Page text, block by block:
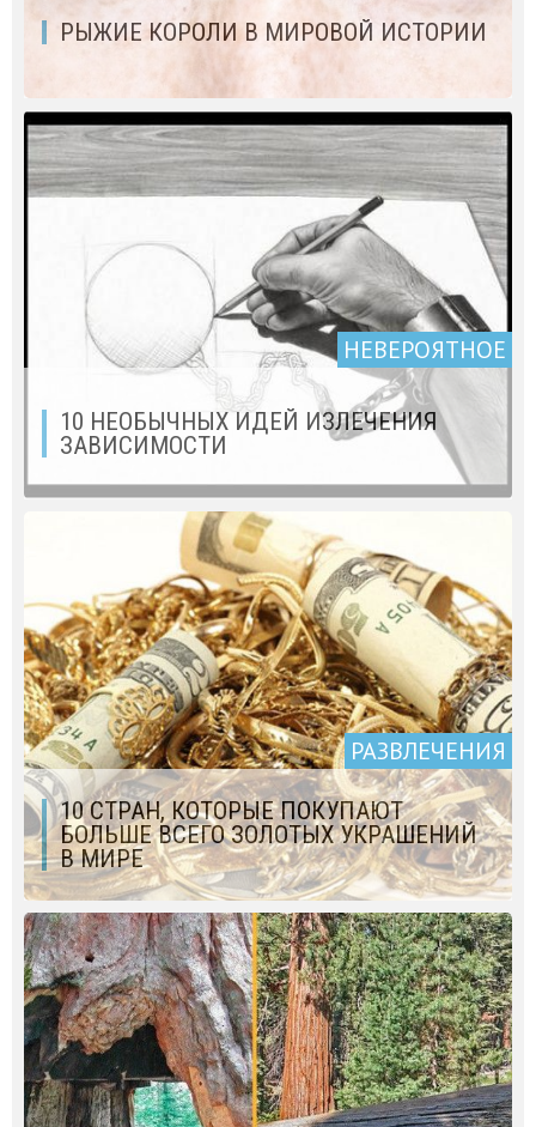
РЫЖИЕ КОРОЛИ В МИРОВОЙ ИСТОРИИ
НЕВЕРОЯТНОЕ
10 НЕОБЫЧНЫХ ИДЕЙ ИЗЛЕЧЕНИЯ
ЗАВИСИМОСТИ
РАЗВЛЕЧЕНИЯ
10 СТРАН, КОТОРЫЕ ПОКУПАЮТ
БОЛЬШЕ ВСЕГО ЗОЛОТЫХ УКРАШЕНИЙ
В МИРЕ